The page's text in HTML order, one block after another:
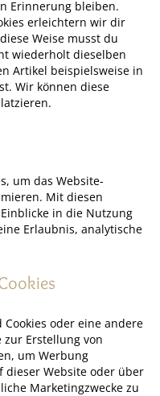
Erinnerung bleiben.
erleichtern wir dir
Weise musst du
wiederholt dieselben
Artikel beispielsweise in
Wir können diese
um das Website-
Mit diesen
in die Nutzung
Erlaubnis, analytische
oder eine andere
zur Erstellung von
um Werbung
dieser Website oder über
Marketingzwecke zu